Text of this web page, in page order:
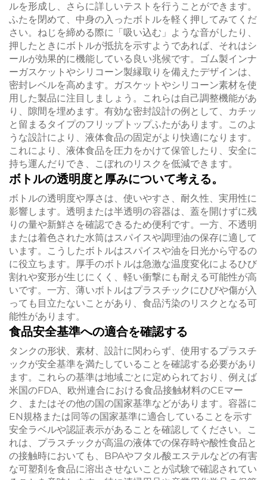
ルを形成し、さらに詳しいテストを行うことができます。
ふたを閉めて、中身の入ったボトルを軽く押してみてくだ
さい。ねじを締める際に「吸い込む」ような音がしたり、
押したときにボトルが抵抗を示すようであれば、それはシ
ールが効果的に機能している良い兆候です。ゴム製インナ
ーガスケットやシリコーン製縁取りを備えたデザインは、
密封レベルを高めます。ガスケットやシリコーン素材を使
用した製品に注目しましょう。これらは自己調整機能があ
り、隙間を埋めます。有効な密封設計の例として、カチッ
と留まるタイプのフリップトップふたがあります。このよ
うな設計により、液体食品の固定がより快適になります。
これにより、液体食品を圧力をかけて保管したり、安全に
持ち運んだりでき、こぼれのリスクを低減できます。
ボトルの透明度と厚みについて考える。
ボトルの透明度や厚さは、使いやすさ、耐久性、実用性に
影響します。透明または半透明の容器は、蓋を開けずに残
りの量や新鮮さを確認できるため便利です。一方、不透明
または着色された水筒はスパイスや調理油の保存に適して
います。こうしたボトルはスパイスや油を日光から守るの
に役立ちます。厚手のボトルは急激な温度変化によるひび
割れや変形が生じにくく、軽い衝撃にも耐える可能性が高
いです。一方、薄いボトルはプラスチックにひびや傷が入
っても目立たないことがあり、食品汚染のリスクとなる可
能性があります。
食品安全基準への適合を確認する
タンクの形状、素材、設計に関わらず、使用するプラスチ
ックが安全基準を満たしていることを確認する必要があり
ます。これらの基準は地域ごとに定められており、例えば
米国のFDA、欧州連合における食品接触材料のCEマー
ク、またはその他の国の国家基準などがあります。容器に
EN規格または同等の国家基準に適合していることを示す
安全ラベルや認証表示があることを確認してください。こ
れは、プラスチックが高温の液体での保存時や酸性食品と
の接触時においても、BPAやフタル酸エステルなどの有害
な可塑剤を食品に溶出させないことが試験で確認されてい